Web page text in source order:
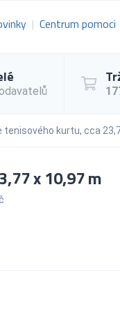
Centrum pomoci
kurtu, cca
x 10,97 m